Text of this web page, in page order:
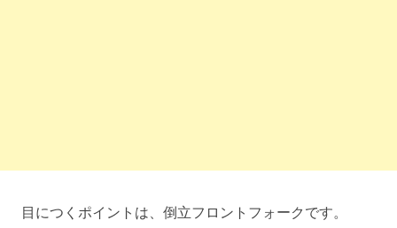
目につくポイントは、倒立フロントフォークです。